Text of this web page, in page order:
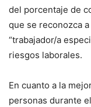
del porcentaje de
que se reconozca
“trabajador/a
riesgos laborales.
En cuanto a la
personas durante